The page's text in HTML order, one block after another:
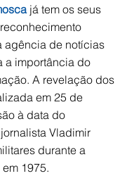
já tem os seus
agência de notícias
a importância do
A revelação dos
em 25 de
à data do
Vladimir
durante a
1975.